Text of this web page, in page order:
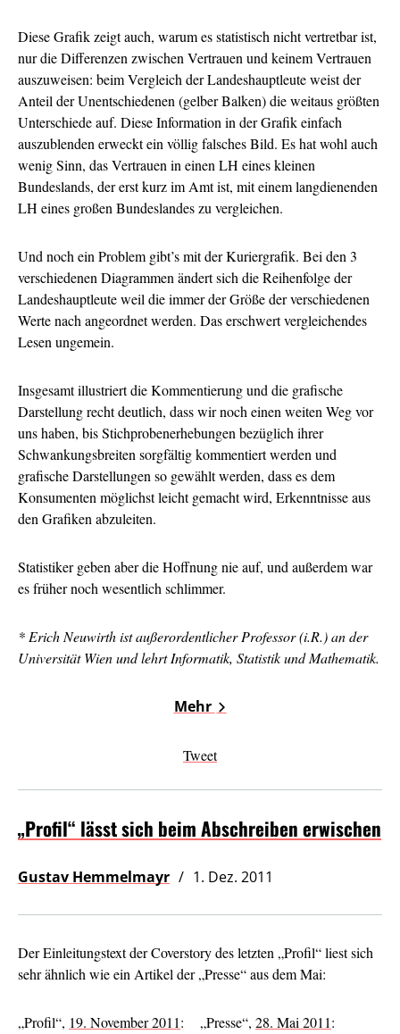
Diese Grafik zeigt auch, warum es statistisch nicht vertretbar ist,
nur die Differenzen zwischen Vertrauen und keinem Vertrauen
auszuweisen: beim Vergleich der Landeshauptleute weist der
Anteil der Unentschiedenen (gelber Balken) die weitaus größten
Unterschiede auf. Diese Information in der Grafik einfach
auszublenden erweckt ein völlig falsches Bild. Es hat wohl auch
wenig Sinn, das Vertrauen in einen LH eines kleinen
Bundeslands, der erst kurz im Amt ist, mit einem langdienenden
LH eines großen Bundeslandes zu vergleichen.
Und noch ein Problem gibt’s mit der Kuriergrafik. Bei den 3
verschiedenen Diagrammen ändert sich die Reihenfolge der
Landeshauptleute weil die immer der Größe der verschiedenen
Werte nach angeordnet werden. Das erschwert vergleichendes
Lesen ungemein.
Insgesamt illustriert die Kommentierung und die grafische
Darstellung recht deutlich, dass wir noch einen weiten Weg vor
uns haben, bis Stichprobenerhebungen bezüglich ihrer
Schwankungsbreiten sorgfältig kommentiert werden und
grafische Darstellungen so gewählt werden, dass es dem
Konsumenten möglichst leicht gemacht wird, Erkenntnisse aus
den Grafiken abzuleiten.
Statistiker geben aber die Hoffnung nie auf, und außerdem war
es früher noch wesentlich schlimmer.
* Erich Neuwirth ist außerordentlicher Professor (i.R.) an der
Universität Wien und lehrt Informatik, Statistik und Mathematik.
Mehr
Tweet
„Profil“ lässt sich beim Abschreiben erwischen
Gustav Hemmelmayr 1. Dez. 2011
Der Einleitungstext der Coverstory des letzten „Profil“ liest sich
sehr ähnlich wie ein Artikel der „Presse“ aus dem Mai:
„Profil“, 19. November 2011: „Presse“, 28. Mai 2011: